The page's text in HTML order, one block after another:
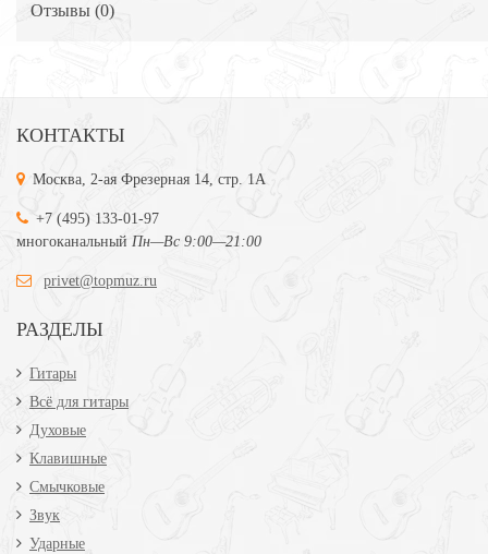
Отзывы (0)
КОНТАКТЫ
Москва, 2-ая Фрезерная 14, стр. 1А
+7 (495) 133-01-97
многоканальный Пн—Вс 9:00—21:00
privet@topmuz.ru
РАЗДЕЛЫ
Гитары
Всё для гитары
Духовые
Клавишные
Смычковые
Звук
Ударные